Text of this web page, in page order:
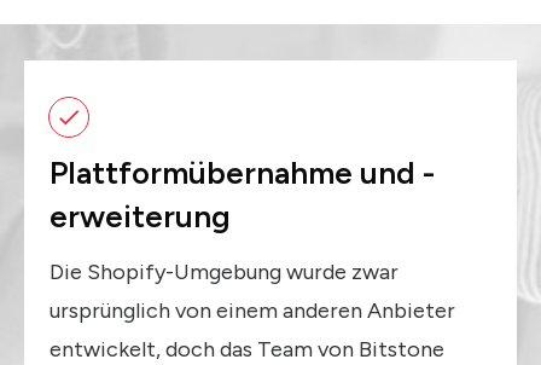
Plattformübernahme und -
erweiterung
Die Shopify-Umgebung wurde zwar
ursprünglich von einem anderen Anbieter
entwickelt, doch das Team von Bitstone